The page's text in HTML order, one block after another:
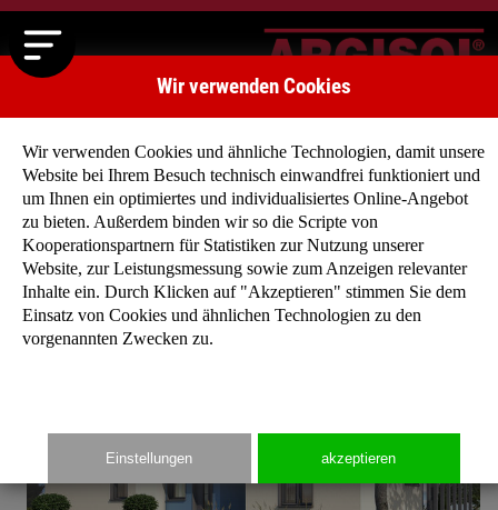
Startseite » Typenhäuser »Typenhaus Montreal I
Wir verwenden Cookies
Wir verwenden Cookies und ähnliche Technologien, damit unsere
Website bei Ihrem Besuch technisch einwandfrei funktioniert und
um Ihnen ein optimiertes und individualisiertes Online-Angebot
zu bieten. Außerdem binden wir so die Scripte von
Kooperationspartnern für Statistiken zur Nutzung unserer
Website, zur Leistungsmessung sowie zum Anzeigen relevanter
Inhalte ein. Durch Klicken auf "Akzeptieren" stimmen Sie dem
Einsatz von Cookies und ähnlichen Technologien zu den
vorgenannten Zwecken zu.
Einstellungen akzeptieren